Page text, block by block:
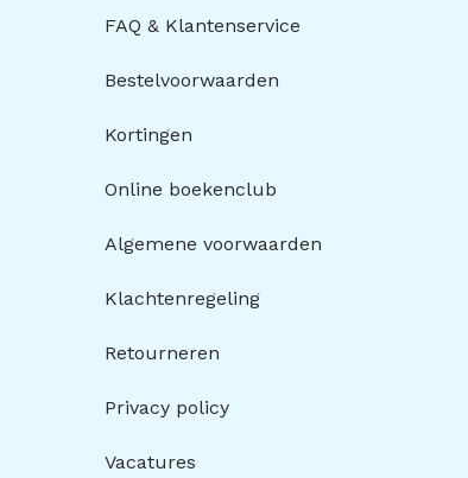
FAQ & Klantenservice
Bestelvoorwaarden
Kortingen
Online boekenclub
Algemene voorwaarden
Klachtenregeling
Retourneren
Privacy policy
Vacatures